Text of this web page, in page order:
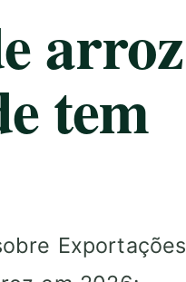
arroz
tem
Exportações